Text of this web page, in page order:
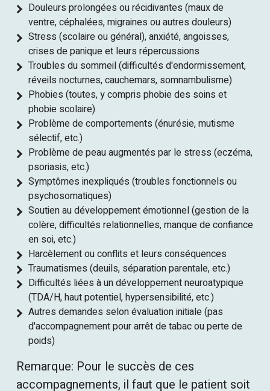
Douleurs prolongées ou récidivantes (maux de
ventre, céphalées, migraines ou autres douleurs)
Stress (scolaire ou général), anxiété, angoisses,
crises de panique et leurs répercussions
Troubles du sommeil (difficultés d'endormissement,
réveils nocturnes, cauchemars, somnambulisme)
Phobies (toutes, y compris phobie des soins et
phobie scolaire)
Problème de comportements (énurésie, mutisme
sélectif, etc.)
Problème de peau augmentés par le stress (eczéma,
psoriasis, etc.)
Symptômes inexpliqués (troubles fonctionnels ou
psychosomatiques)
Soutien au développement émotionnel (gestion de la
colère, difficultés relationnelles, manque de confiance
en soi, etc.)
Harcèlement ou conflits et leurs conséquences
Traumatismes (deuils, séparation parentale, etc.)
Difficultés liées à un développement neuroatypique
(TDA/H, haut potentiel, hypersensibilité, etc.)
Autres demandes selon évaluation initiale (pas
d'accompagnement pour arrêt de tabac ou perte de
poids)
Remarque: Pour le succès de ces
accompagnements, il faut que le patient soit